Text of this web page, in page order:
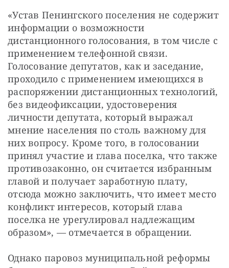
«Устав Пенингского поселения не содержит
информации о возможности
дистанционного голосования, в том числе с
применением телефонной связи.
Голосование депутатов, как и заседание,
проходило с применением имеющихся в
распоряжении дистанционных технологий,
без видеофиксации, удостоверения
личности депутата, который выражал
мнение населения по столь важному для
них вопросу. Кроме того, в голосовании
принял участие и глава поселка, что также
противозаконно, он считается избранным
главой и получает заработную плату,
отсюда можно заключить, что имеет место
конфликт интересов, который глава
поселка не урегулировал надлежащим
образом», — отмечается в обращении.
Однако паровоз муниципальной реформы